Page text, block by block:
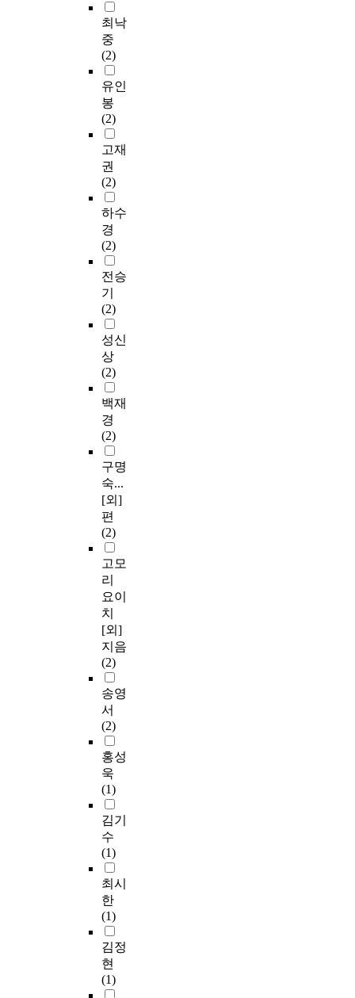
최낙
중
(2)
유인
봉
(2)
고재
권
(2)
하수
경
(2)
전승
기
(2)
성신
상
(2)
백재
경
(2)
구명
숙...
[외]
편
(2)
고모
리
요이
치
[외]
지음
(2)
송영
서
(2)
홍성
욱
(1)
김기
수
(1)
최시
한
(1)
김정
현
(1)